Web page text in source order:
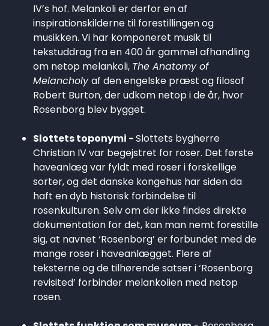
IV’s hof. Melankoli er derfor en af
inspirationskilderne til forestillingen og
musikken. Vi har komponeret musik til
tekstuddrag fra en 400 år gammel afhandling
om netop melankoli, The Anatomy of
Melancholyaf den engelske præst og filosof
Robert Burton, der udkom netop i de år, hvor
Rosenborg blev bygget.
Slottets toponymi -Slottets bygherre
Christian IV var begejstret for roser. Det første
haveanlæg var fyldt med roser i forskellige
sorter, og det danske kongehus har siden da
haft en dyb historisk forbindelse til
rosenkulturen. Selv om der ikke findes direkte
dokumentation for det, kan man nemt forestille
sig, at navnet ‘Rosenborg’ er forbundet med de
mange roser i haveanlægget. Flere af
teksterne og de tilhørende satser i ‘Rosenborg
revisited’ forbinder melankolien med netop
rosen.